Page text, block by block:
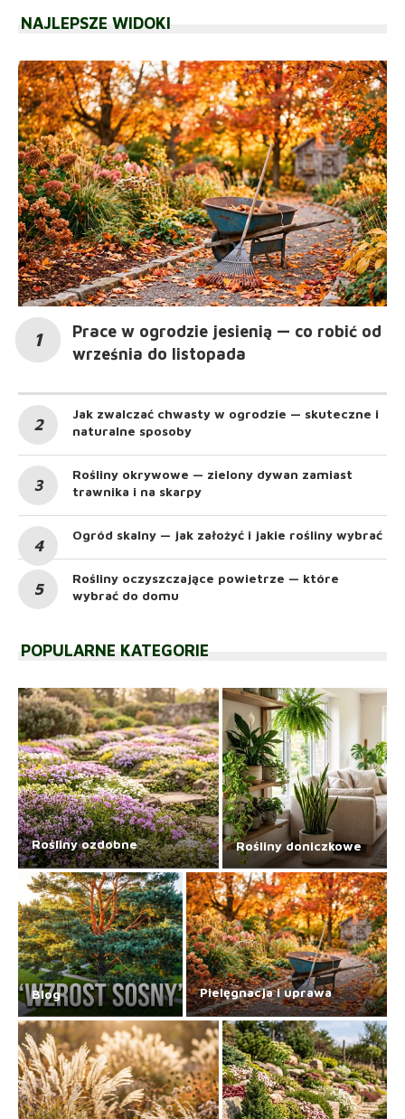
NAJLEPSZE WIDOKI
Prace w ogrodzie jesienią — co robić od
września do listopada
Jak zwalczać chwasty w ogrodzie — skuteczne i
naturalne sposoby
Rośliny okrywowe — zielony dywan zamiast
trawnika i na skarpy
Ogród skalny — jak założyć i jakie rośliny wybrać
Rośliny oczyszczające powietrze — które
wybrać do domu
POPULARNE KATEGORIE
Rośliny ozdobne Rośliny doniczkowe
Blog Pielęgnacja i uprawa